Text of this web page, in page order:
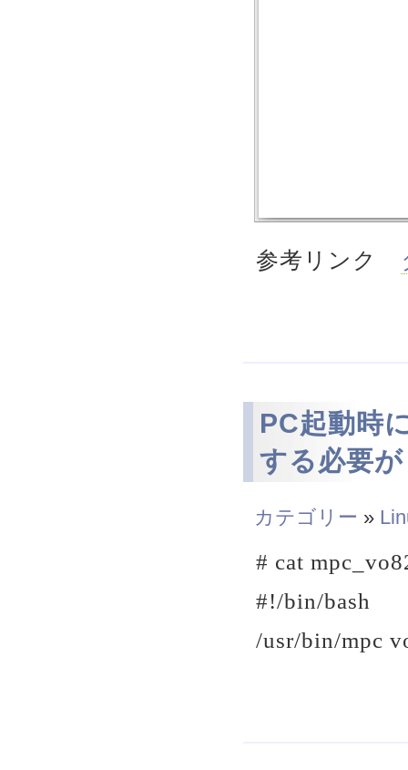
参考リンク
PC起動時
する必要が
カテゴリー »
# cat
#!/bin/bash
/usr/bin/mpc